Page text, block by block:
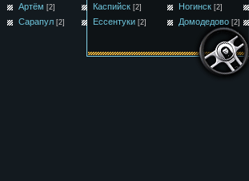
Артём [2] Каспийск [2] Ногинск [2]
Сарапул [2] Ессентуки [2] Домодедово [2]